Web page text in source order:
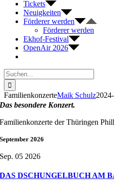
Tickets
Neuigkeiten
Förderer werden
Förderer werden
Ekhof-Festival
OpenAir 2026
Suche
nach:
FamilienkonzerteMaik Schulz
Das besondere Konzert.
Familienkonzerte der Thüringen
September 2026
Sep. 05 2026
DAS DSCHUNGELBUCH AM